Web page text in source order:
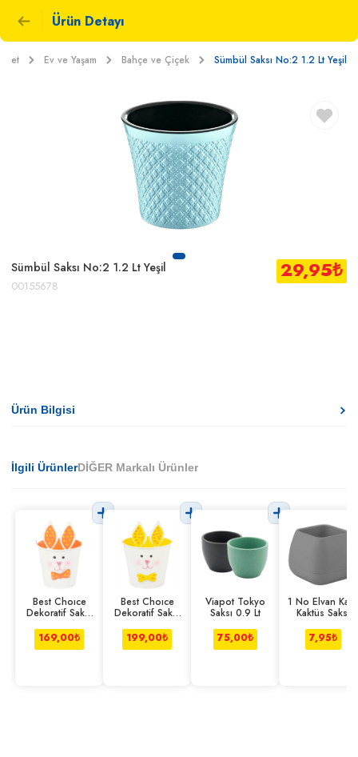
Ürün Detayı
Ev ve Yaşam Bahçe ve Çiçek Sümbül Saksı No:2 1.2 Lt Yeşil
Sümbül Saksı No:2 1.2 Lt Yeşil
00155678
29,95₺
Ürün Bilgisi
İlgili ÜrünlerDİĞER Markalı Ürünler
Best Choıce
Dekoratif Saksı
169,00₺
Best Choıce
Dekoratif Saksı
199,00₺
Viapot Tokyo
Saksı 0.9 Lt
75,00₺
1 No Elvan Kare
Kaktüs Saksı
7,95₺